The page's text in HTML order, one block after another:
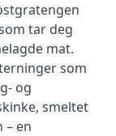
tar deg
mat.
som
og
smeltet
– en